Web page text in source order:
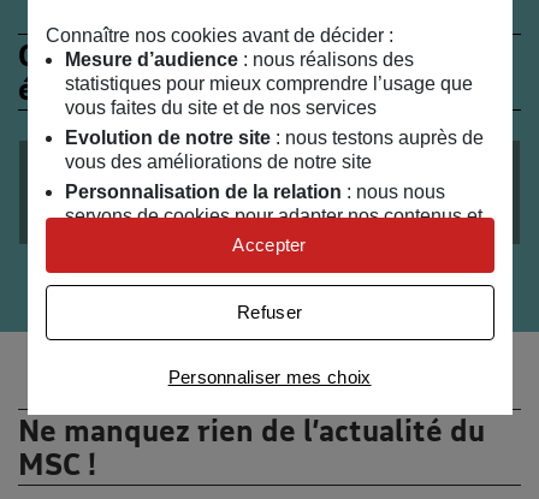
Ces évènements peuvent
également vous intéresser
De la Morue
28/05/2020
Ne manquez rien de l’actualité du
MSC !
Connaître nos cookies avant de décider :
Mesure d’audience: nous réalisons des
statistiques pour mieux comprendre l’usage que
vous faites du site et de nos services
Evolution de notre site: nous testons auprès de
vous des améliorations de notre site
Personnalisation de la relation : nous nous
servons de cookies pour adapter nos contenus et
personnaliser nos offres
Univers publicitaire: nous utilisons avec nos
publicités personnalisées
Personnaliser mes choix
Refuser
Accepter